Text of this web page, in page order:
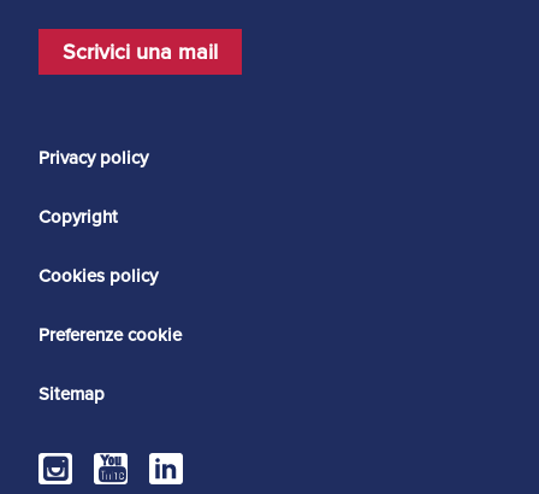
Scrivici una mail
Privacy policy
Copyright
Cookies policy
Preferenze cookie
Sitemap